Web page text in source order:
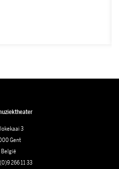
3
Gent
België
266 11 33